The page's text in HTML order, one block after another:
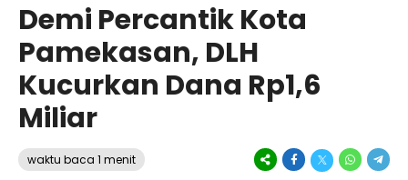
Demi Percantik Kota
Pamekasan, DLH
Kucurkan Dana Rp1,6
Miliar
waktu baca 1 menit